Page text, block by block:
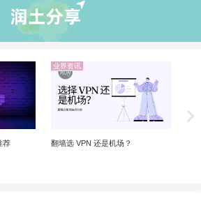
荐
业界资讯
翻墙选 VPN 还是机场？